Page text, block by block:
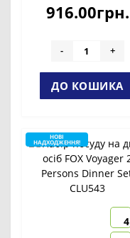
916.00грн.
- +
ДО КОШИКА
НОВІ
НАДХОДЖЕННЯ!
4